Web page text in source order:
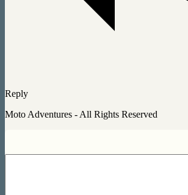
Reply
Moto Adventures - All Rights Reserved